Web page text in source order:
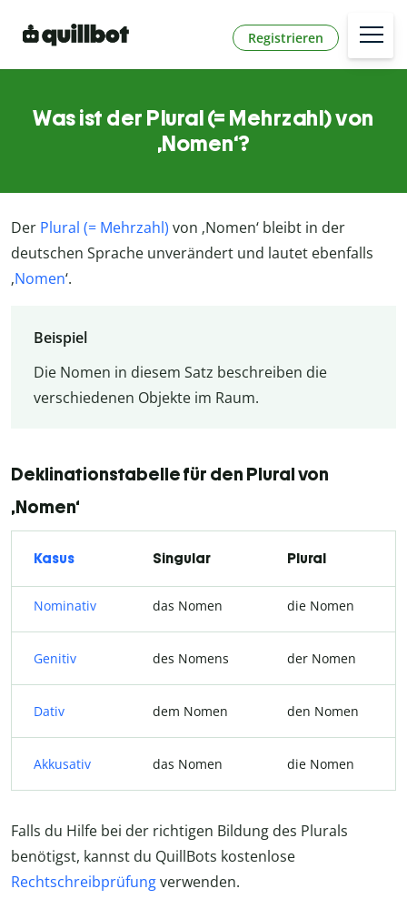
Registrieren
Was ist der Plural (= Mehrzahl) von
‚Nomen‘?
Der Plural (= Mehrzahl) von ‚Nomen‘ bleibt in der
deutschen Sprache unverändert und lautet ebenfalls
‚Nomen‘.
Beispiel
Die Nomen in diesem Satz beschreiben die
verschiedenen Objekte im Raum.
Deklinationstabelle für den Plural von
‚Nomen‘
Kasus Singular Plural
Nominativ das Nomen die Nomen
Genitiv des Nomens der Nomen
Dativ dem Nomen den Nomen
Akkusativ das Nomen die Nomen
Falls du Hilfe bei der richtigen Bildung des Plurals
benötigst, kannst du QuillBots kostenlose
Rechtschreibprüfungverwenden.